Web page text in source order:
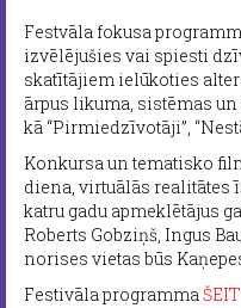
Festvāla fokusa
izvēlējušies vai spiesti
skatītājiem ielūkoties
ārpus likuma, sistēmas
kā “Pirmiedzīvotāji”,
Konkursa un tematisko
diena, virtuālās realitātes
katru gadu apmeklētājus
Roberts Gobziņš, Ingus
norises vietas būs
Festivāla programmaŠEIT